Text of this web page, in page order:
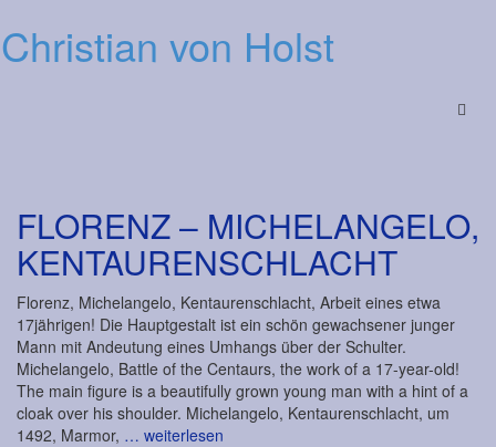
Christian von Holst
Menu
FLORENZ – MICHELANGELO,
KENTAURENSCHLACHT
Florenz, Michelangelo, Kentaurenschlacht, Arbeit eines etwa
17jährigen! Die Hauptgestalt ist ein schön gewachsener junger
Mann mit Andeutung eines Umhangs über der Schulter.
Michelangelo, Battle of the Centaurs, the work of a 17-year-old!
The main figure is a beautifully grown young man with a hint of a
cloak over his shoulder. Michelangelo, Kentaurenschlacht, um
1492, Marmor, … weiterlesen